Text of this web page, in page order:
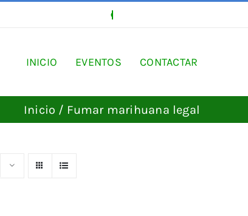
INICIO EVENTOS CONTACTAR
Inicio Fumar marihuana legal